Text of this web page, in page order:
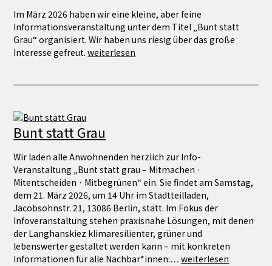
Im März 2026 haben wir eine kleine, aber feine
Informationsveranstaltung unter dem Titel „Bunt statt
Grau“ organisiert. Wir haben uns riesig über das große
Interesse gefreut.weiterlesen
Bunt statt Grau
Wir laden alle Anwohnenden herzlich zur Info-
Veranstaltung „Bunt statt grau – Mitmachen ·
Mitentscheiden · Mitbegrünen“ ein. Sie findet am Samstag,
dem 21. März 2026, um 14 Uhr im Stadtteilladen,
Jacobsohnstr. 21, 13086 Berlin, statt. Im Fokus der
Infoveranstaltung stehen praxisnahe Lösungen, mit denen
der Langhanskiez klimaresilienter, grüner und
lebenswerter gestaltet werden kann – mit konkreten
Informationen für alle Nachbar*innen:…weiterlesen